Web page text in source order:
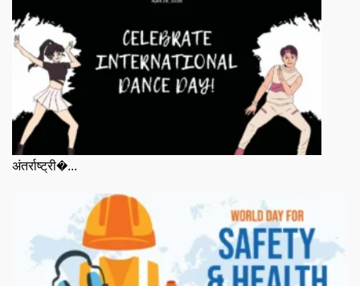
अंतर्राष्ट्री�...